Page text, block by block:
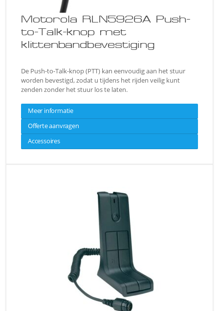
Motorola RLN5926A Push-
to-Talk-knop met
klittenbandbevestiging
De Push-to-Talk-knop (PTT) kan eenvoudig aan het stuur
worden bevestigd, zodat u tijdens het rijden veilig kunt
zenden zonder het stuur los te laten.
Meer informatie
Offerte aanvragen
Accessoires